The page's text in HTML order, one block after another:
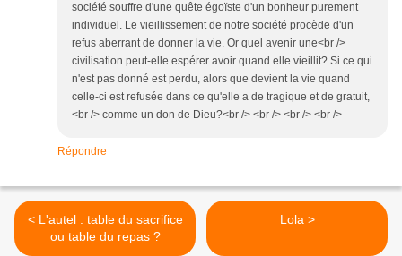
société souffre d'une quête égoïste d'un bonheur purement
individuel. Le vieillissement de notre société procède d'un
refus aberrant de donner la vie. Or quel avenir une<br />
civilisation peut-elle espérer avoir quand elle vieillit? Si ce qui
n'est pas donné est perdu, alors que devient la vie quand
celle-ci est refusée dans ce qu'elle a de tragique et de gratuit,
<br /> comme un don de Dieu?<br /> <br /> <br /> <br />
Répondre
< L'autel : table du sacrifice
ou table du repas ?
Lola >